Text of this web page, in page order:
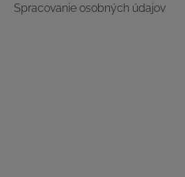
Spracovanie osobných údajov